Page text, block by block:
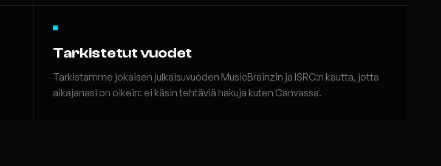
Tarkistetut vuodet
Tarkistamme jokaisen julkaisuvuoden MusicBrainzin ja ISRC:n kautta, jotta
aikajanasi on oikein: ei käsin tehtäviä hakuja kuten Canvassa.